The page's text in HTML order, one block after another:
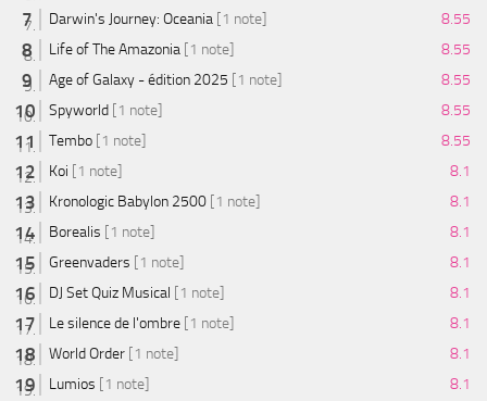
Darwin's Journey: Oceania [1 note]
8.55
Life of The Amazonia [1 note]
8.55
Age of Galaxy - édition 2025 [1 note]
8.55
Spyworld [1 note]
8.55
Tembo [1 note]
8.55
Koi [1 note]
8.1
Kronologic Babylon 2500 [1 note]
8.1
Borealis [1 note]
8.1
Greenvaders [1 note]
8.1
DJ Set Quiz Musical [1 note]
8.1
Le silence de l'ombre [1 note]
8.1
World Order [1 note]
8.1
Lumios [1 note] 8.1